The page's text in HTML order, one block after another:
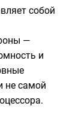
собой
—
и
не самой